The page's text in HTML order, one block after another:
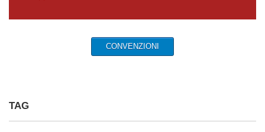
CONVENZIONI
TAG